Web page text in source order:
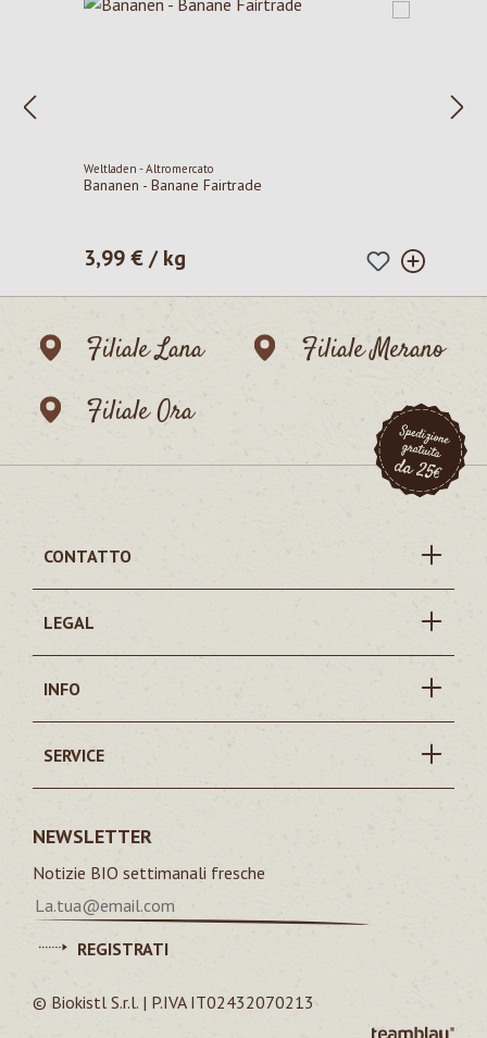
Weltladen - Altromercato
Bananen - Banane Fairtrade
Prezzo normale:
3,99 € / kg
Filiale Lana
Filiale Merano
Filiale Ora
CONTATTO
LEGAL
INFO
SERVICE
NEWSLETTER
Notizie BIO settimanali fresche
REGISTRATI
© Biokistl S.r.l. | P.IVA IT02432070213